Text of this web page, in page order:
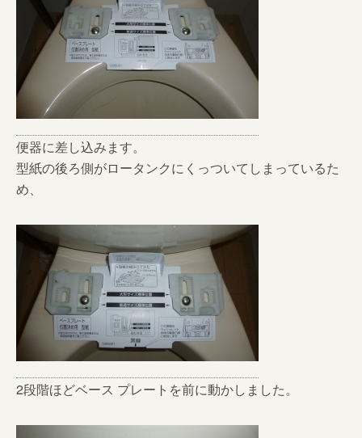
便器に差し込みます。
型紙の後ろ側がロータンクにくっついてしまっているた
め、
2段階ほどベース プレートを前に動かしました。